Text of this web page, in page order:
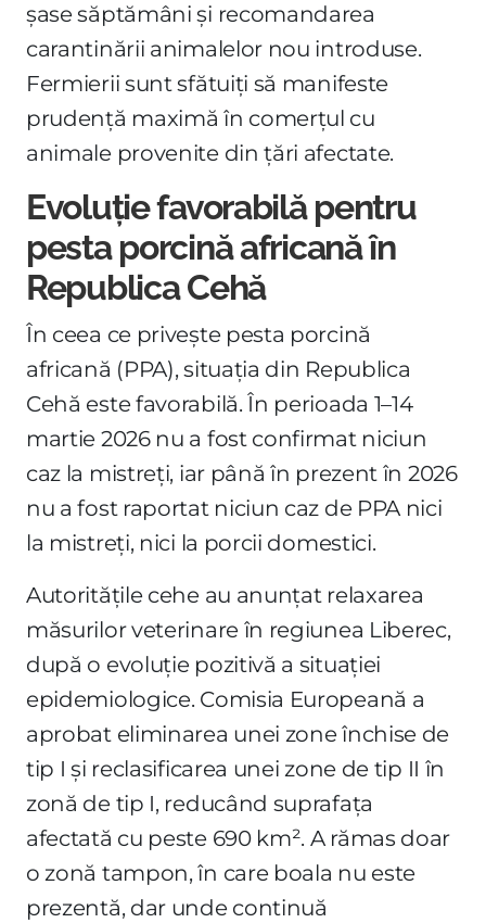
șase săptămâni și recomandarea
carantinării animalelor nou introduse.
Fermierii sunt sfătuiți să manifeste
prudență maximă în comerțul cu
animale provenite din țări afectate.
Evoluție favorabilă pentru
pesta porcină africană în
Republica Cehă
În ceea ce privește pesta porcină
africană (PPA), situația din Republica
Cehă este favorabilă. În perioada 1–14
martie 2026 nu a fost confirmat niciun
caz la mistreți, iar până în prezent în 2026
nu a fost raportat niciun caz de PPA nici
la mistreți, nici la porcii domestici.
Autoritățile cehe au anunțat relaxarea
măsurilor veterinare în regiunea Liberec,
după o evoluție pozitivă a situației
epidemiologice. Comisia Europeană a
aprobat eliminarea unei zone închise de
tip I și reclasificarea unei zone de tip II în
zonă de tip I, reducând suprafața
afectată cu peste 690 km². A rămas doar
o zonă tampon, în care boala nu este
prezentă, dar unde continuă